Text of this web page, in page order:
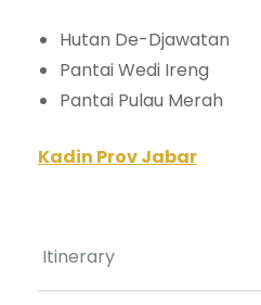
Itinerary
Hutan De-Djawatan
Pantai Wedi Ireng
Pantai Pulau Merah
Kadin Prov Jabar